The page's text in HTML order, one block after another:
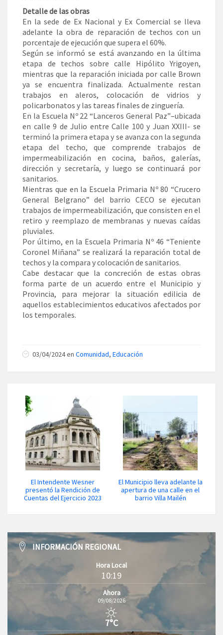
Detalle de las obras
En la sede de Ex Nacional y Ex Comercial se lleva
adelante la obra de reparación de techos con un
porcentaje de ejecución que supera el 60%.
Según se informó se está avanzando en la última
etapa de techos sobre calle Hipólito Yrigoyen,
mientras que la reparación iniciada por calle Brown
ya se encuentra finalizada. Actualmente restan
trabajos en aleros, colocación de vidrios y
policarbonatos y las tareas finales de zinguería.
En la Escuela Nº 22 “Lanceros General Paz”–ubicada
en calle 9 de Julio entre Calle 100 y Juan XXIII- se
terminó la primera etapa y se avanza con la segunda
etapa del techo, que comprende trabajos de
impermeabilización en cocina, baños, galerías,
dirección y secretaría, y luego se continuará por
sanitarios.
Mientras que en la Escuela Primaria Nº 80 “Crucero
General Belgrano” del barrio CECO se ejecutan
trabajos de impermeabilización, que consisten en el
retiro y reemplazo de membranas y nuevas caídas
pluviales.
Por último, en la Escuela Primaria Nº 46 “Teniente
Coronel Miñana” se realizará la reparación total de
techos y la compara y colocación de sanitarios.
Cabe destacar que la concreción de estas obras
forma parte de un acuerdo entre el Municipio y
Provincia, para mejorar la situación edilicia de
aquellos establecimientos educativos afectados por
los temporales.
03/04/2024 en Comunidad, Educación
El Intendente Wesner
presentó la Rendición de
Cuentas del Ejercicio 2023
El Municipio lleva adelante la
apertura de una calle en el
barrio Villa Mailén
INFORMACIÓN REGIONAL
Hora Local
10:19
Ahora
09/08/2026
7°C